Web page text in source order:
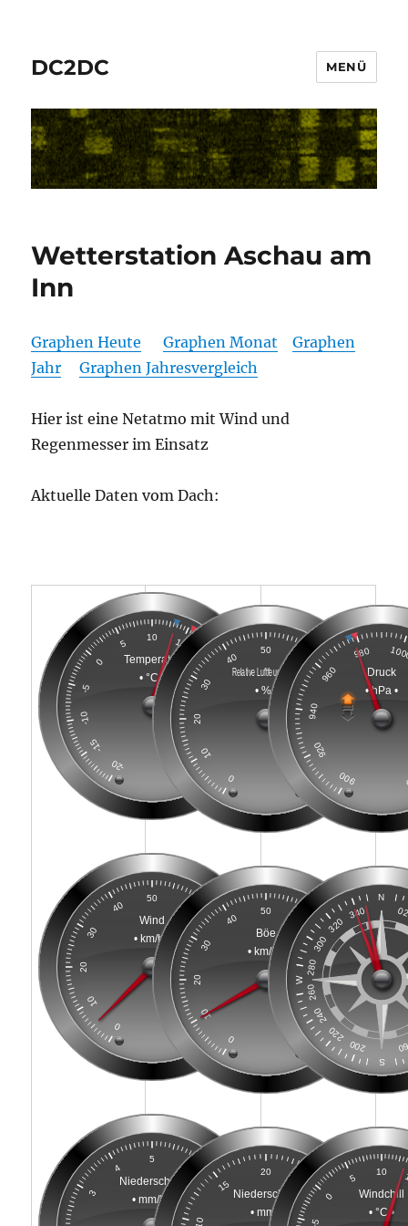
DC2DC MENÜ
Wetterstation Aschau am
Inn
Graphen Heute Graphen Monat
Graphen
Jahr
Graphen Jahresvergleich
Hier ist eine Netatmo mit Wind und
Regenmesser im Einsatz
Aktuelle Daten vom Dach: